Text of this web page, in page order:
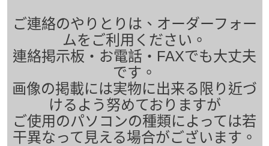
ご連絡のやりとりは、オーダーフォー
ムをご利用ください。
連絡掲示板・お電話・FAXでも大丈夫
です。
画像の掲載には実物に出来る限り近づ
けるよう努めておりますが
ご使用のパソコンの種類によっては若
干異なって見える場合がございます。